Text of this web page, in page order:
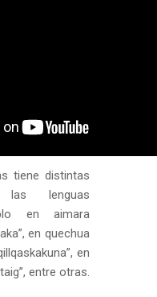
tiene distintas
las lenguas
en aimara
en quechua
en
entre otras.